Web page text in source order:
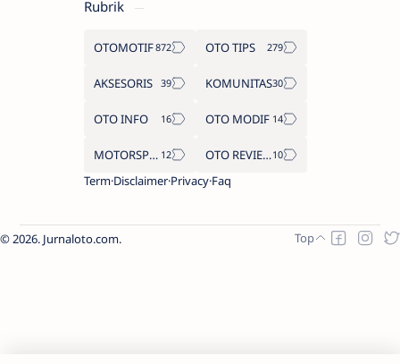
Rubrik
OTOMOTIF OTO TIPS
AKSESORIS KOMUNITAS
OTO INFO OTO MODIF
MOTORSPORT
OTO REVIEW
Term Disclaimer Privacy Faq
2026. Jurnaloto.com.